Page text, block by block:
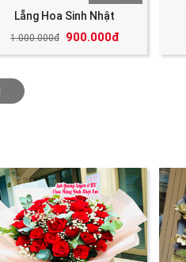
Lẵng Hoa Sinh Nhật
1.000.000đ 900.000đ